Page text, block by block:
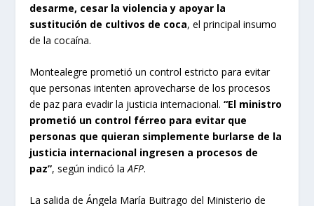
desarme, cesar la violencia y apoyar la
sustitución de cultivos de coca, el principal insumo
de la cocaína.
Montealegre prometió un control estricto para evitar
que personas intenten aprovecharse de los procesos
de paz para evadir la justicia internacional.“El ministro
prometió un control férreo para evitar que
personas que quieran simplemente burlarse de la
justicia internacional ingresen a procesos de
paz”, según indicó laAFP.
La salida de Ángela María Buitrago del Ministerio de